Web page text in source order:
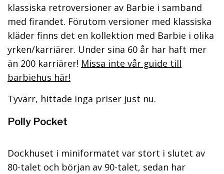
klassiska retroversioner av Barbie i samband
med firandet. Förutom versioner med klassiska
kläder finns det en kollektion med Barbie i olika
yrken/karriärer. Under sina 60 år har haft mer
än 200 karriärer! Missa inte vår guide till
barbiehus här!
Tyvärr, hittade inga priser just nu.
Polly Pocket
Dockhuset i miniformatet var stort i slutet av
80-talet och början av 90-talet, sedan har